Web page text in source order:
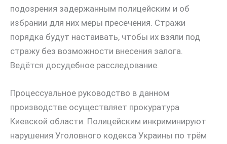
подозрения задержанным полицейским и об
избрании для них меры пресечения. Стражи
порядка будут настаивать, чтобы их взяли под
стражу без возможности внесения залога.
Ведётся досудебное расследование.
Процессуальное руководство в данном
производстве осуществляет прокуратура
Киевской области. Полицейским инкриминируют
нарушения Уголовного кодекса Украины по трём